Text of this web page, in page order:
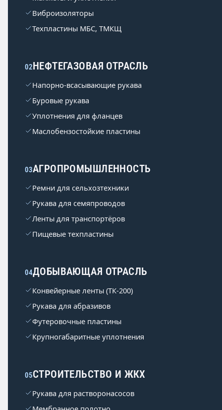
Виброизоляторы
Техпластины МБС, ТМКЩ
02НЕФТЕГАЗОВАЯ ОТРАСЛЬ
Напорно-всасывающие рукава
Буровые рукава
Уплотнения для фланцев
Маслобензостойкие пластины
03АГРОПРОМЫШЛЕННОСТЬ
Ремни для сельхозтехники
Рукава для семяпроводов
Ленты для транспортёров
Пищевые техпластины
04ДОБЫВАЮЩАЯ ОТРАСЛЬ
Конвейерные ленты (ТК-200)
Рукава для абразивов
Футеровочные пластины
Крупногабаритные уплотнения
05СТРОИТЕЛЬСТВО И ЖКХ
Рукава для растворонасосов